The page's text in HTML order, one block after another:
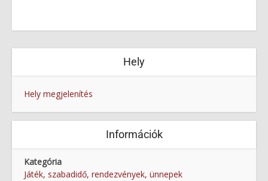
Hely
Hely megjelenítés
Információk
Kategória
Játék, szabadidő, rendezvények, ünnepek